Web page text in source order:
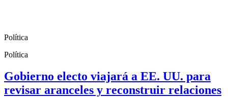
Política
Política
Gobierno electo viajará a EE. UU. para
revisar aranceles y reconstruir relaciones